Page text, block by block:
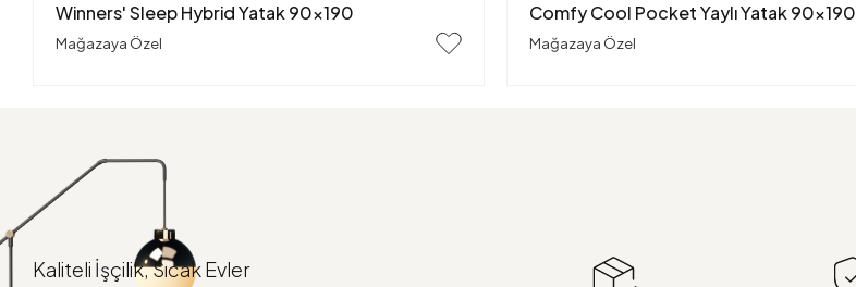
Winners' Sleep Hybrid Yatak 90x190
Mağazaya Özel
Comfy Cool Pocket Yaylı Yatak 90x190
Mağazaya Özel
Kaliteli İşçilik, Sıcak Evler